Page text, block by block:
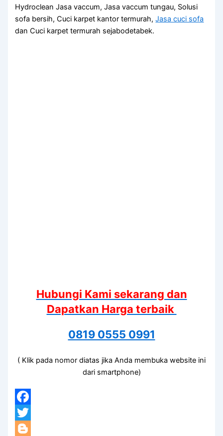
Hydroclean Jasa vaccum, Jasa vaccum tungau, Solusi
sofa bersih, Cuci karpet kantor termurah,Jasa cuci sofa
dan Cuci karpet termurah sejabodetabek.
Hubungi Kami sekarang dan
Dapatkan Harga terbaik
0819 0555 0991
( Klik pada nomor diatas jika Anda membuka website ini
dari smartphone)
Facebook
Twitter